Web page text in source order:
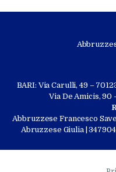
BARI: Via Carulli, 49 –
Via De Amicis, 90
Abbruzzese Francesco
Abruzzese Giulia |